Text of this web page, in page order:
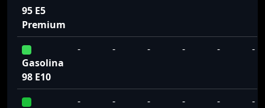
95 E5
Premium
Gasolina
98 E10
- - - - - -
- - - - - -